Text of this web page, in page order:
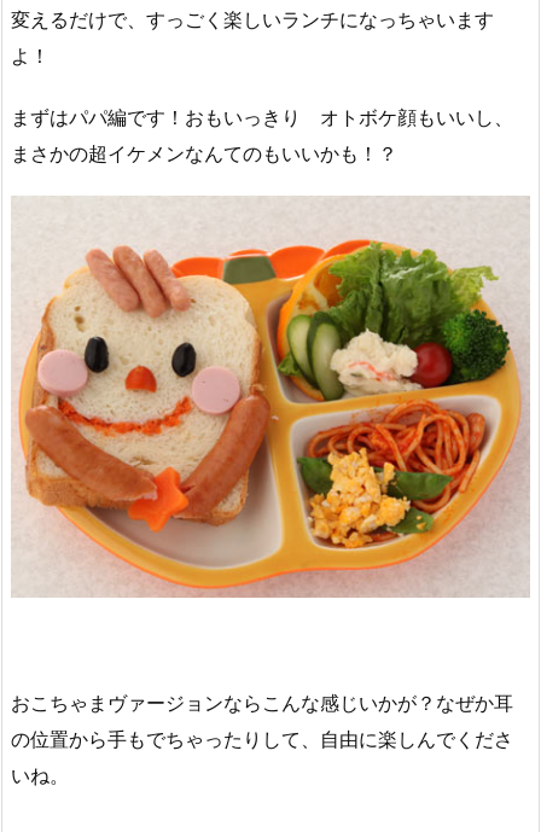
変えるだけで、すっごく楽しいランチになっちゃいます
よ！
まずはパパ編です！おもいっきり オトボケ顔もいいし、
まさかの超イケメンなんてのもいいかも！？
おこちゃまヴァージョンならこんな感じいかが？なぜか耳
の位置から手もでちゃったりして、自由に楽しんでくださ
いね。